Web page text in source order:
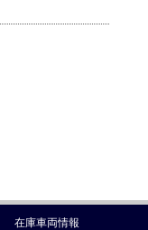
在庫車両情報